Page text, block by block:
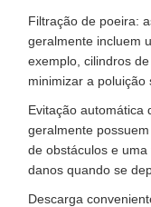
Filtração de poeira:
geralmente incluem
exemplo, cilindros
minimizar a poluição
Evitação automática
geralmente
de obstáculos e
danos quando se
Descarga